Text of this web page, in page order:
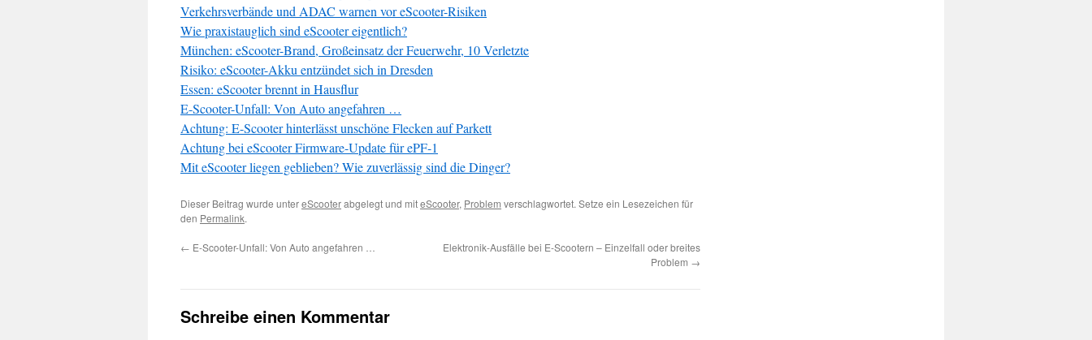
Verkehrsverbände und ADAC warnen vor eScooter-Risiken
Wie praxistauglich sind eScooter eigentlich?
München: eScooter-Brand, Großeinsatz der Feuerwehr, 10 Verletzte
Risiko: eScooter-Akku entzündet sich in Dresden
Essen: eScooter brennt in Hausflur
E-Scooter-Unfall: Von Auto angefahren …
Achtung: E-Scooter hinterlässt unschöne Flecken auf Parkett
Achtung bei eScooter Firmware-Update für ePF-1
Mit eScooter liegen geblieben? Wie zuverlässig sind die Dinger?
Dieser Beitrag wurde untereScooterabgelegt und miteScooter, Problem verschlagwortet. Setze ein Lesezeichen für
den Permalink.
← E-Scooter-Unfall: Von Auto angefahren …
Elektronik-Ausfälle bei E-Scootern – Einzelfall oder breites
Problem →
Schreibe einen Kommentar